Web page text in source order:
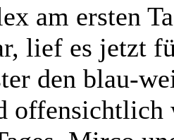
am ersten
lief es jetzt
den blau-
offensichtlich